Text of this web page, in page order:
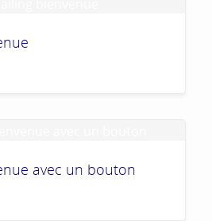
avec un bouton